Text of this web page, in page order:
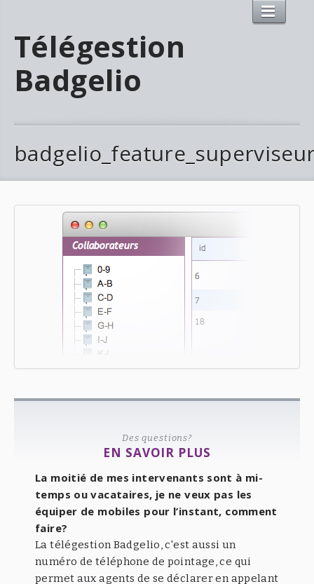
Télégestion
Badgelio
Des questions?
EN SAVOIR PLUS
La moitié de mes intervenants sont à mi-
temps ou vacataires, je ne veux pas les
équiper de mobiles pour l’instant, comment
faire?
La télégestion Badgelio, c'est aussi un
numéro de téléphone de pointage, ce qui
permet aux agents de se déclarer en appelant